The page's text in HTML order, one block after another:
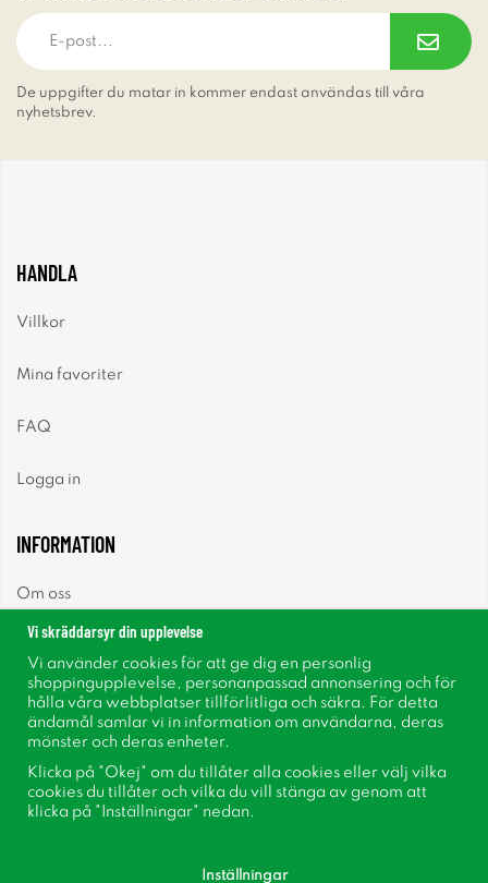
De uppgifter du matar in kommer endast användas till våra
nyhetsbrev.
HANDLA
Villkor
Mina favoriter
FAQ
Logga in
INFORMATION
Om oss
Nyhetsbrev
Om cookies
Inspiration
Vi skräddarsyr din upplevelse
Vi använder cookies för att ge dig en personlig
shoppingupplevelse, personanpassad annonsering och för
hålla våra webbplatser tillförlitliga och säkra. För detta
ändamål samlar vi in information om användarna, deras
mönster och deras enheter.
Klicka på "Okej" om du tillåter alla cookies eller välj vilka
cookies du tillåter och vilka du vill stänga av genom att
klicka på "Inställningar" nedan.
Inställningar